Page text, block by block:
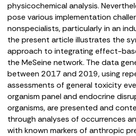
physicochemical analysis.
pose various implementation
nonspecialists, particularly in an
the present article illustrates the
approach to integrating effect-
the MeSeine network. The data
between 2017 and 2019, using
assessments of general toxicity
organism panel and endocrine
organisms, are presented and
through analyses of occurrences
with known markers of anthropic